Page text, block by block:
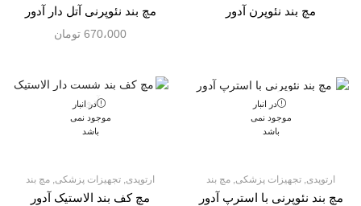
مچ بند نئوپرن آدور
مچ بند نئوپرنی آتل دار آدور
670،000 تومان
در انبار
موجود نمی
باشد
ارتوپدی, تجهیزات پزشکی, مچ بند
مچ بند نئوپرنی با استرپ آدور
در انبار
موجود نمی
باشد
ارتوپدی, تجهیزات پزشکی, مچ بند
مچ کف بند الاستیک آدور